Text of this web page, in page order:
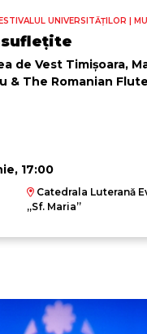
UNIVERSITĂȚILOR |
de Vest Timișoara,
& The Romanian Flute
17:00
Catedrala Luterană
,,Sf. Maria”